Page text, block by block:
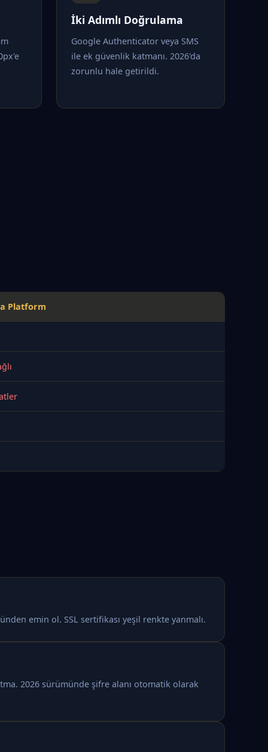
İki Adımlı Doğrulama
Google Authenticator veya SMS
ile ek güvenlik katmanı. 2026'da
zorunlu hale getirildi.
Platform
emin ol. SSL sertifikası yeşil renkte yanmalı.
2026 sürümünde şifre alanı otomatik olarak